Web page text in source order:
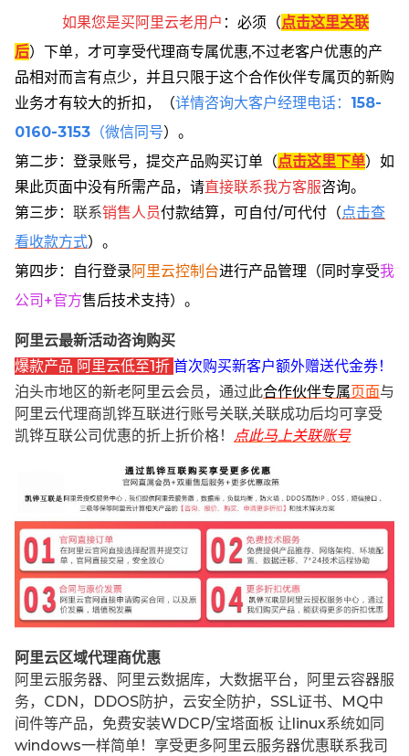
如果您是买阿里云老用户 ： 必须 （点击这里关联
后） 下单， 才可享受代理商专属优惠,不过老客户优惠的产
品相对而言有点少，并且只限于这个合作伙伴专属页的新购
业务才有较大的折扣，
（详情咨询大客户经理电话： 158-
0160-3153 （微信同号）。
第二步：登录账号，提交产品购买订单（点击这里下单） 如
果此页面中没有所需产品，请直接联系我方客服咨询。
第三步： 联系销售人员付款结算，可自付/可代付（点击查
看收款方式）。
第四步：自行登录阿里云控制台进行产品管理（同时享受我
公司+官方售后技术支持）。
阿里云最新活动咨询购买
爆款产品 阿里云低至1折 首次购买新客户额外赠送代金券！
泊头市地区的新老阿里云会员，通过此合作伙伴专属页面与
阿里云代理商凯铧互联进行账号关联,关联成功后均可享受
凯铧互联公司优惠的折上折价格！
点此马上关联账号
阿里云区域代理商优惠
阿里云服务器、阿里云数据库，大数据平台，阿里云容器服
务，CDN，DDOS防护，云安全防护，SSL证书、MQ中
间件等产品，免费安装WDCP/宝塔面板 让 linux系统如同
windows一样简单！享受更多阿里云服务器优惠联系我司